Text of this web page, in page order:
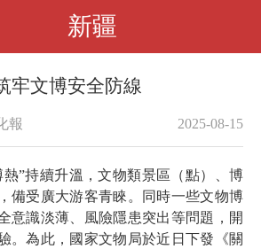
新疆
牢文博安全防線
報 2025-08-15
持續升溫，文物類景區（點）、博
備受廣大游客青睞。同時一些文物博
意識淡薄、風險隱患突出等問題，開
。為此，國家文物局於近日下發《關